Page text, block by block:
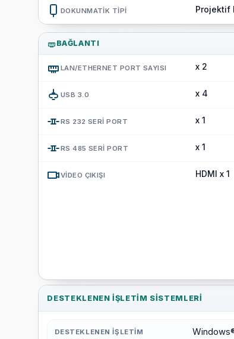
DOKUNMATIK TIPI Projektif
BAĞLANTI
LAN/ETHERNET PORT SAYISI x 2
USB 3.0 x 4
RS 232 SERI PORT x 1
RS 485 SERI PORT x 1
VIDEO ÇIKIŞI HDMI x 1
DESTEKLENEN İŞLETIM SISTEMLERI
DESTEKLENEN İŞLETIM